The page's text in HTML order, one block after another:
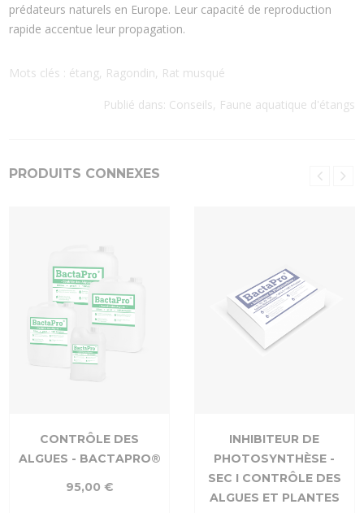
prédateurs naturels en Europe. Leur capacité de reproduction
rapide accentue leur propagation.
Mots clés : étang, Ragondin, Rat musqué
Publié dans: Conseils, Faune aquatique d'étangs
PRODUITS CONNEXES
CONTRÔLE DES
ALGUES - BACTAPRO®
95,00 €
INHIBITEUR DE
PHOTOSYNTHÈSE -
SEC I CONTRÔLE DES
ALGUES ET PLANTES